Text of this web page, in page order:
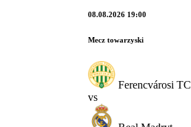
08.08.2026 19:00
Mecz towarzyski
Ferencvárosi TC
vs